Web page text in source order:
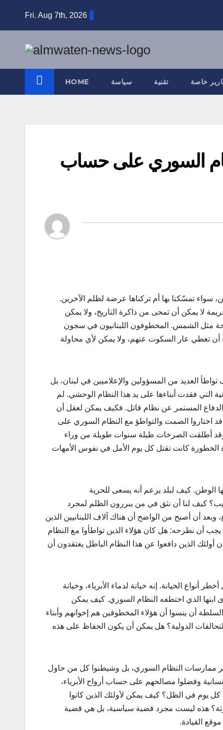
Fri. Aug 7th, 2026
HOME سياسة تقنية خاصة
السوري على حساب
سواء تمسّكنا بها أم تركناها عرضة لظلم الآخرين.
لا يمكن أن تمحى من ذاكرة التاريخ، ولا يمكن
مثل الشمس. المخطوفون اللبنانيون في سجون
أن تغطي عار السكوت عنهم، ولا يمكن لأي محاولة
العديد من المسؤولين والإعلاميين في لبنان، بل
التي فقدت أبناءها على يد هذا النظام الوحشي. لم
المستمر عن نظام قاتل. فكيف يمكن لعقل أن
قد اختاروا الصمت والتواطؤ مع النظام السوري على
أطلقت الصرخات طيلة سنوات طويلة من وراء
كانت تقتل كل يوم الأمل في نفوس الأمهات
الوطن. كيف لبلد يزعم أنه يسعى للحرية
كيف لنا أن نثق في من يبررون الظلم لمجرد
أن أصبح من الواضح أن هناك آلاف اللبنانيين الذين
أن نطرحه: هل كان هؤلاء الذين تواطأوا مع النظام
الذين دافعوا عن هذا النظام الباطل يعتقدون أن
الخيانة. إنه خيانة لدماء الأبرياء، وخيانة
ابنها الذي اختطفه النظام السوري. كيف يمكن
أن ينسوا أن هؤلاء المخطوفين هم إخوانهم وأبناء
الدولية؟ هل يمكن أن يكون الحفاظ على هذه
ممارسات النظام السوري، بل وشيطنوا كل من حاول
وفضلوا مصالحهم على حساب أرواح الأبرياء،
كل يوم في الظل؟ كيف يمكن لأولئك الذين كانوا
هذه ليست مجرد قضية سياسية، بل هي قضية
القيادة.